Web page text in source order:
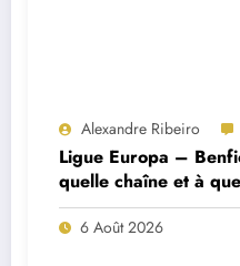
Alexandre Ribeiro
Ligue Europa –
quelle chaîne et à
match ?
6 Août 2026